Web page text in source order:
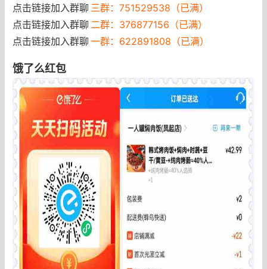
点击链接加入群聊 三群：751529538（已满）
点击链接加入群聊 二群：376877156（已满）
点击链接加入群聊 一群：622891808（已满）
饿了么红包